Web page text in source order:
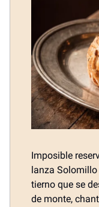
Imposible
lanza
tierno que se
de monte,